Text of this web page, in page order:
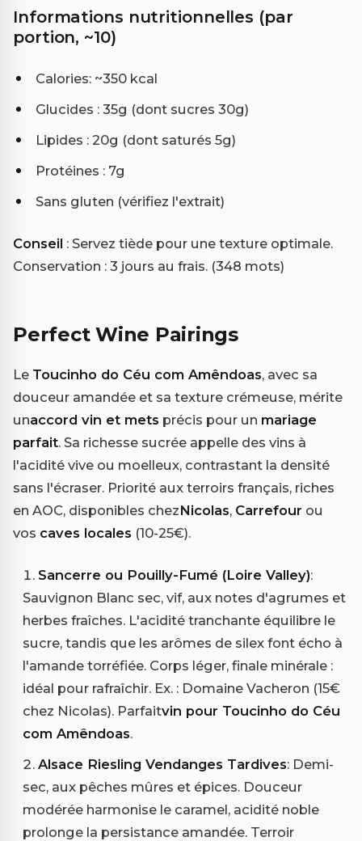
Informations nutritionnelles (par
portion, ~10)
Calories: ~350 kcal
Glucides : 35g (dont sucres 30g)
Lipides : 20g (dont saturés 5g)
Protéines : 7g
Sans gluten (vérifiez l'extrait)
Conseil : Servez tiède pour une texture optimale.
Conservation : 3 jours au frais. (348 mots)
Perfect Wine Pairings
Le Toucinho do Céu com Amêndoas, avec sa
douceur amandée et sa texture crémeuse, mérite
unaccord vin et mets précis pour un mariage
parfait. Sa richesse sucrée appelle des vins à
l'acidité vive ou moelleux, contrastant la densité
sans l'écraser. Priorité aux terroirs français, riches
en AOC, disponibles chezNicolas, Carrefour ou
vos caves locales (10-25€).
Sancerre ou Pouilly-Fumé (Loire Valley):
Sauvignon Blanc sec, vif, aux notes d'agrumes et
herbes fraîches. L'acidité tranchante équilibre le
sucre, tandis que les arômes de silex font écho à
l'amande torréfiée. Corps léger, finale minérale :
idéal pour rafraîchir. Ex. : Domaine Vacheron (15€
chez Nicolas). Parfaitvin pour Toucinho do Céu
com Amêndoas.
Alsace Riesling Vendanges Tardives: Demi-
sec, aux pêches mûres et épices. Douceur
modérée harmonise le caramel, acidité noble
prolonge la persistance amandée. Terroir